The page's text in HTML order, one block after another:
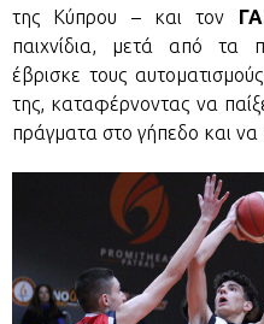
της Κύπρου – και τον
παιχνίδια, μετά από
έβρισκε τους
της, καταφέρνοντας να
πράγματα στο γήπεδο και